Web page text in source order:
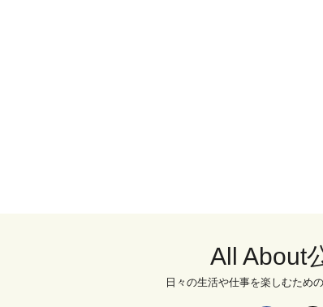
All About
日々の生活や仕事を楽しむため